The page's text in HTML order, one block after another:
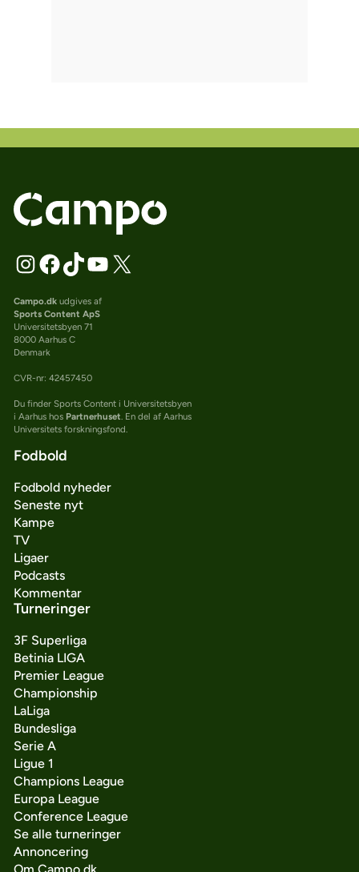
Campo.dkudgives af
Sports Content ApS
Universitetsbyen 71
8000 Aarhus C
Denmark
CVR-nr: 42457450
Du finder Sports Content i Universitetsbyen
i Aarhus hos Partnerhuset. En del af Aarhus
Universitets forskningsfond.
Fodbold
Fodbold nyheder
Seneste nyt
Kampe
TV
Ligaer
Podcasts
Kommentar
Turneringer
3F Superliga
Betinia LIGA
Premier League
Championship
LaLiga
Bundesliga
Serie A
Ligue 1
Champions League
Europa League
Conference League
Se alle turneringer
Annoncering